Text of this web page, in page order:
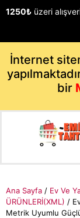
1250₺ üzeri
İnternet
bir
Ana Sayfa / Ev Ve
ÜRÜNLERİ(XML) /
Metrik Uyumlu